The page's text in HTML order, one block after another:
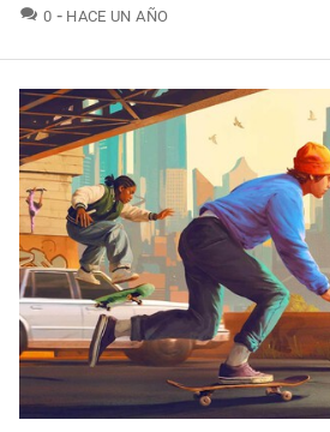
0 COMENTARIOS
HACE UN AÑO